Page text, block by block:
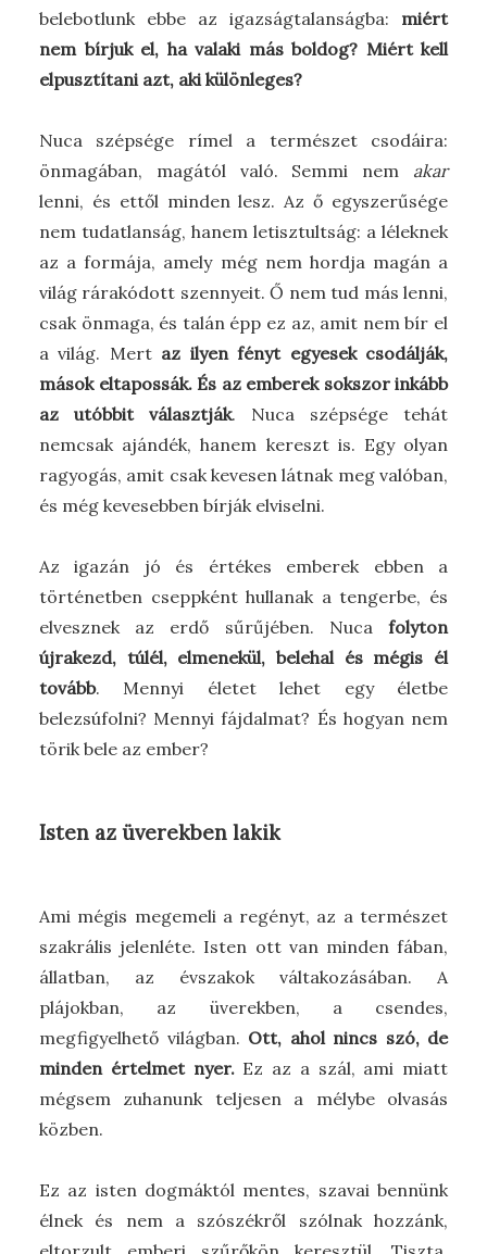
belebotlunk ebbe az igazságtalanságba: miért
nem bírjuk el, ha valaki más boldog? Miért kell
elpusztítani azt, aki különleges?
Nuca szépsége rímel a természet csodáira:
önmagában, magától való. Semmi nem akar
lenni, és ettől minden lesz. Az ő egyszerűsége
nem tudatlanság, hanem letisztultság: a léleknek
az a formája, amely még nem hordja magán a
világ rárakódott szennyeit. Ő nem tud más lenni,
csak önmaga, és talán épp ez az, amit nem bír el
a világ. Mert az ilyen fényt egyesek csodálják,
mások eltapossák. És az emberek sokszor inkább
az utóbbit választják. Nuca szépsége tehát
nemcsak ajándék, hanem kereszt is. Egy olyan
ragyogás, amit csak kevesen látnak meg valóban,
és még kevesebben bírják elviselni.
Az igazán jó és értékes emberek ebben a
történetben cseppként hullanak a tengerbe, és
elvesznek az erdő sűrűjében. Nuca folyton
újrakezd, túlél, elmenekül, belehal és mégis él
tovább. Mennyi életet lehet egy életbe
belezsúfolni? Mennyi fájdalmat? És hogyan nem
törik bele az ember?
Isten az üverekben lakik
Ami mégis megemeli a regényt, az a természet
szakrális jelenléte. Isten ott van minden fában,
állatban, az évszakok váltakozásában. A
plájokban, az üverekben, a csendes,
megfigyelhető világban. Ott, ahol nincs szó, de
minden értelmet nyer.Ez az a szál, ami miatt
mégsem zuhanunk teljesen a mélybe olvasás
közben.
Ez az isten dogmáktól mentes, szavai bennünk
élnek és nem a szószékről szólnak hozzánk,